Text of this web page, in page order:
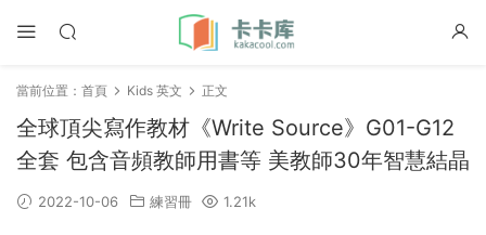
當前位置： 首頁 Kids 英文 正文
全球頂尖寫作教材《Write Source》G01-G12
全套 包含音頻教師用書等 美教師30年智慧結晶
2022-10-06 練習冊 1.21k